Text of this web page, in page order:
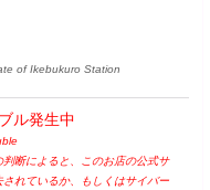
of Ikebukuro Station
ル発生中
判断によると、このお店の公式サ
されているか、もしくはサイバー